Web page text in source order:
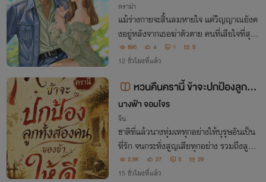
ดราม่า
แม้ร่างกายจะสิ้นลมหายใจ แต่วิญญาณยังค
งอยู่หลังจากเธอฆ่าตัวตาย คนที่เสียใจที่สุดคื
อลูกๆของเธอเด็กขาดที่พึ่งและถูกรังแกสวร
รค์เมตตาให้เธอได้ชีวิตใหม่กลับคืนมาเธอจะเ
อาคืนทุกคนให้สาสม
895 4 1 8
12 ชั่วโมงที่แล้ว
หวนคืนครานี้ ข้าจะปกป้องลูกทั้ง
สองคนของข้าให้ดี
นางฟ้า จอมโจร
จีน
ชาติที่แล้วนางทุ่มเททุกอย่างให้บุรุษอันเป็น
ที่รัก จนกระทั่งสูญเสียทุกอย่าง รวมถึงลูกทั้
งสองคนของนาง สวรรค์เมตตาให้นางได้มีโอ
กาสย้อนกลับไปในวันที่นางยังไม่สูญเสียทุก
2.9K 27 3 29
15 ชั่วโมงที่แล้ว